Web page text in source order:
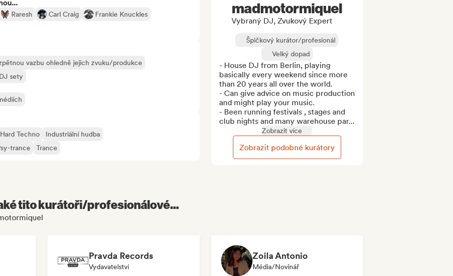
Raresh Carl Craig
Frankie Knuckles
vazbu ohledně jejich zvuku/produkce
sety
Hard Techno
Industriální hudba
trance Trance
madmotormiquel
Vybraný DJ, Zvukový Expert
Špičkový kurátor/profesionál
Velký dopad
- House DJ from Berlin, playing
basically every weekend since more
than 20 years all over the world.
- Can give advice on music production
and might play your music.
- Been running festivals , stages and
club nights and many warehouse par...
Zobrazit více
Zobrazit podobné kurátory
tito kurátoři/profesionálové...
Pravda Records
Vydavatelství
Zoila Antonio
Média/novinář